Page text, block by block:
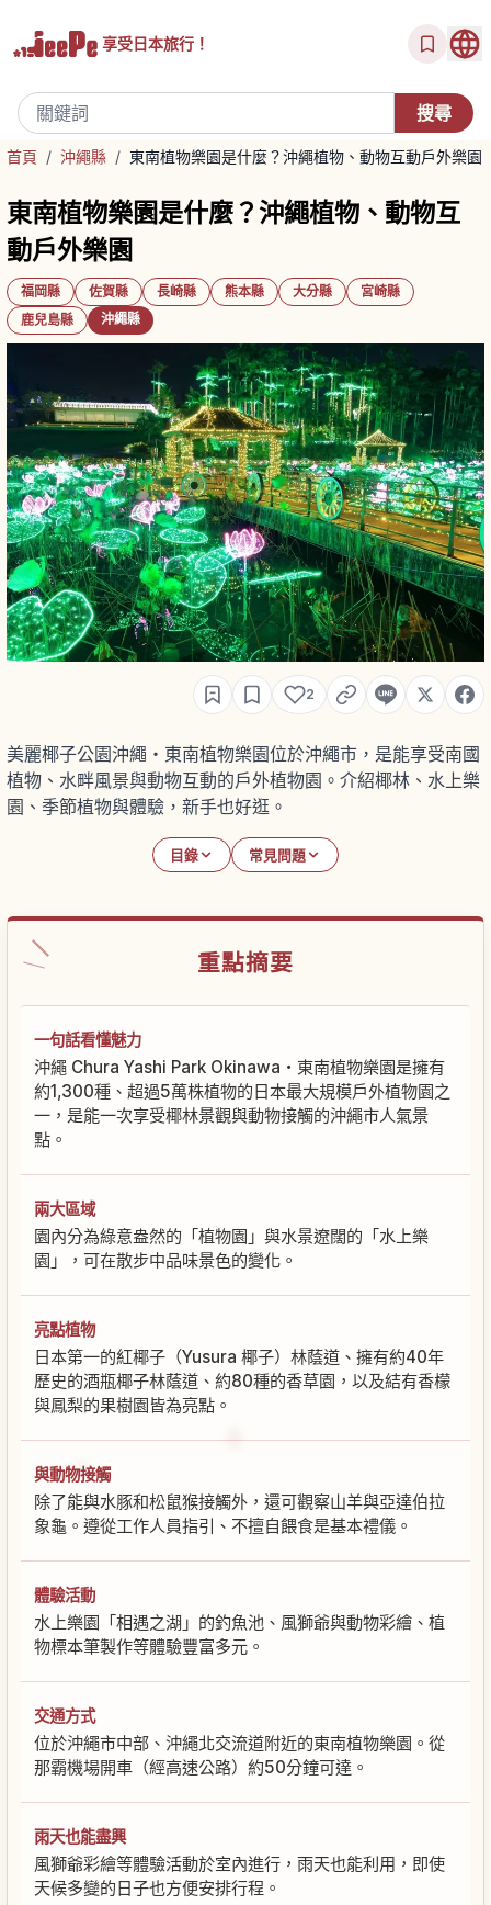
享受日本旅行！
首頁 / 沖繩縣 / 東南植物樂園是什麼？沖繩植物、動物互動戶外樂園
東南植物樂園是什麼？沖繩植物、動物互
動戶外樂園
福岡縣 佐賀縣 長崎縣 熊本縣 大分縣
宮崎縣
鹿兒島縣
沖繩縣
2
美麗椰子公園沖繩・東南植物樂園位於沖繩市，是能享受南國
植物、水畔風景與動物互動的戶外植物園。介紹椰林、水上樂
園、季節植物與體驗，新手也好逛。
目錄 常見問題
重點摘要
一句話看懂魅力
沖繩 Chura Yashi Park Okinawa・東南植物樂園是擁有
約1,300種、超過5萬株植物的日本最大規模戶外植物園之
一，是能一次享受椰林景觀與動物接觸的沖繩市人氣景
點。
兩大區域
園內分為綠意盎然的「植物園」與水景遼闊的「水上樂
園」，可在散步中品味景色的變化。
亮點植物
日本第一的紅椰子（Yusura 椰子）林蔭道、擁有約40年
歷史的酒瓶椰子林蔭道、約80種的香草園，以及結有香檬
與鳳梨的果樹園皆為亮點。
與動物接觸
除了能與水豚和松鼠猴接觸外，還可觀察山羊與亞達伯拉
象龜。遵從工作人員指引、不擅自餵食是基本禮儀。
體驗活動
水上樂園「相遇之湖」的釣魚池、風獅爺與動物彩繪、植
物標本筆製作等體驗豐富多元。
交通方式
位於沖繩市中部、沖繩北交流道附近的東南植物樂園。從
那霸機場開車（經高速公路）約50分鐘可達。
雨天也能盡興
風獅爺彩繪等體驗活動於室內進行，雨天也能利用，即使
天候多變的日子也方便安排行程。